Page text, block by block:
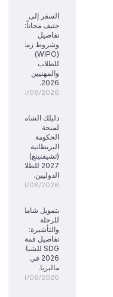
السفر إلى
جنيف مجاناً:
تفاصيل
وشروط زمالة
(WIPO)
للطلاب
والمهنيين
2026.
05/08/2026
دليلك الشامل
لمنحة
الحكومة
البريطانية
(تشيفنينغ)
2027 للطلاب
الدوليين.
04/08/2026
بتمويل شامل
للرحلة
والتأشيرة:
تفاصيل قمة
SDG للشباب
2026 في
ماليزيا.
04/08/2026